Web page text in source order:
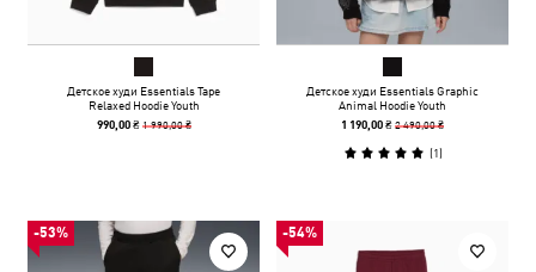
Детское худи Essentials Tape
Relaxed Hoodie Youth
990,00 ₴ 1 990,00 ₴
Детское худи Essentials Graphic
Animal Hoodie Youth
1 190,00 ₴2 490,00 ₴
(1)
-53% -54%